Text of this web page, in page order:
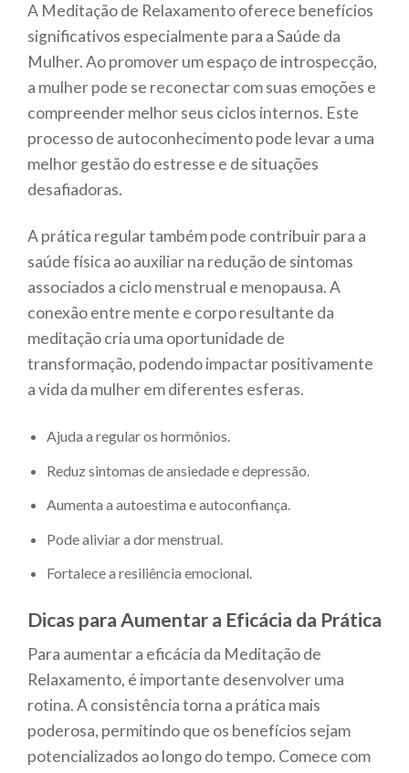
A Meditação de Relaxamento oferece benefícios
significativos especialmente para a Saúde da
Mulher. Ao promover um espaço de introspecção,
a mulher pode se reconectar com suas emoções e
compreender melhor seus ciclos internos. Este
processo de autoconhecimento pode levar a uma
melhor gestão do estresse e de situações
desafiadoras.
A prática regular também pode contribuir para a
saúde física ao auxiliar na redução de sintomas
associados a ciclo menstrual e menopausa. A
conexão entre mente e corpo resultante da
meditação cria uma oportunidade de
transformação, podendo impactar positivamente
a vida da mulher em diferentes esferas.
Ajuda a regular os hormônios.
Reduz sintomas de ansiedade e depressão.
Aumenta a autoestima e autoconfiança.
Pode aliviar a dor menstrual.
Fortalece a resiliência emocional.
Dicas para Aumentar a Eficácia da Prática
Para aumentar a eficácia da Meditação de
Relaxamento, é importante desenvolver uma
rotina. A consistência torna a prática mais
poderosa, permitindo que os benefícios sejam
potencializados ao longo do tempo. Comece com